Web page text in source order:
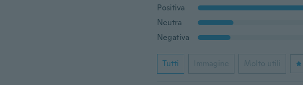
Positiva
Neutra
Negativa
Tutti Immagine Molto utili